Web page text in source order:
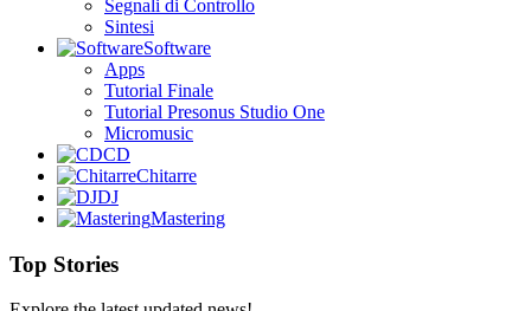
Segnali di Controllo
Sintesi
Software
Apps
Tutorial Finale
Tutorial Presonus Studio One
Micromusic
CD
Chitarre
DJ
Mastering
Top Stories